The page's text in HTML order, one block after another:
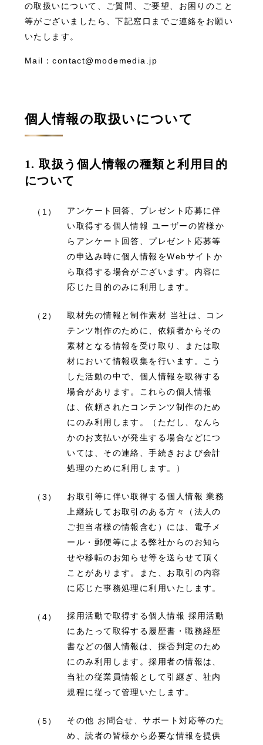
の取扱いについて、ご質問、ご要望、お困りのこと
等がございましたら、下記窓口までご連絡をお願い
いたします。
Mail：contact@modemedia.jp
個人情報の取扱いについて
1. 取扱う個人情報の種類と利用目的
について
（1）
アンケート回答、プレゼント応募に伴
い取得する個人情報 ユーザーの皆様か
らアンケート回答、プレゼント応募等
の申込み時に個人情報をWebサイトか
ら取得する場合がございます。内容に
応じた目的のみに利用します。
（2）
取材先の情報と制作素材 当社は、コン
テンツ制作のために、依頼者からその
素材となる情報を受け取り、または取
材において情報収集を行います。こう
した活動の中で、個人情報を取得する
場合があります。これらの個人情報
は、依頼されたコンテンツ制作のため
にのみ利用します。（ただし、なんら
かのお支払いが発生する場合などにつ
いては、その連絡、手続きおよび会計
処理のために利用します。）
（3）
お取引等に伴い取得する個人情報 業務
上継続してお取引のある方々（法人の
ご担当者様の情報含む）には、電子メ
ール・郵便等による弊社からのお知ら
せや移転のお知らせ等を送らせて頂く
ことがあります。また、お取引の内容
に応じた事務処理に利用いたします。
（4）
採用活動で取得する個人情報 採用活動
にあたって取得する履歴書・職務経歴
書などの個人情報は、採否判定のため
にのみ利用します。採用者の情報は、
当社の従業員情報として引継ぎ、社内
規程に従って管理いたします。
（5）
その他 お問合せ、サポート対応等のた
め、読者の皆様から必要な情報を提供